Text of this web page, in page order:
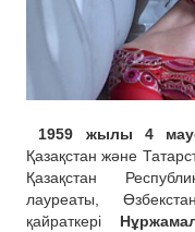
1959 жылы 4
Қазақстан және
Қазақстан
лауреаты,
қайраткері